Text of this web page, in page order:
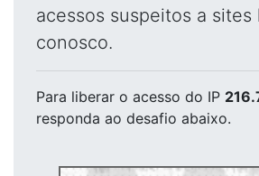
acessos suspeitos a sites
conosco.
Para liberar o acesso do IP
responda ao desafio abaixo.